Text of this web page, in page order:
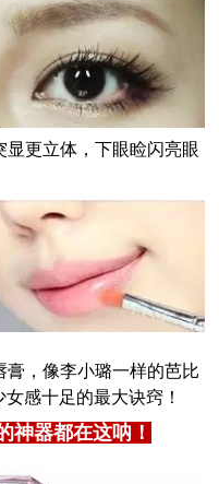
显更立体，下眼睑闪亮眼
膏，像李小璐一样的芭比
感十足的最大诀窍！
神器都在这呐！